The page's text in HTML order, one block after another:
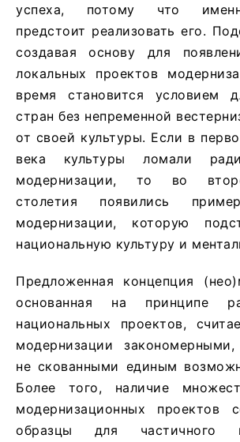
успеха, потому что
предстоит реализовать его.
создавая основу для
локальных проектов
время становится условием
стран без непременной
от своей культуры. Если в
века культуры ломали
модернизации, то во
столетия появились
модернизации, которую
национальную культуру и
Предложенная концепция
основанная на принципе
национальных проектов,
модернизации
не скованными единым
Более того, наличие
модернизационных проектов
образцы для частичного